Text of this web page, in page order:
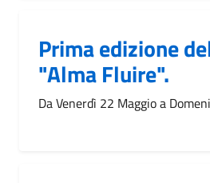
Prima edizione
"Alma Fluire".
Da Venerdì 22 Maggio a